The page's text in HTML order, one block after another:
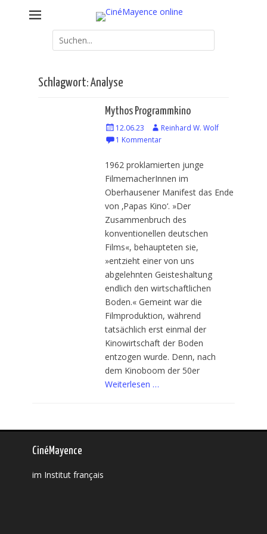
Kommunales Kino Mainz – online erweitert
Suche
nach:
Schlagwort: Analyse
Mythos Programmkino
Veröffentlicht
am
12.06.23 AutorReinhard W. Wolf
1 Kommentar
1962 proklamierten junge
FilmemacherInnen im
Oberhausener Manifest das Ende
von ‚Papas Kino‘. »Der
Zusammenbruch des
konventionellen deutschen
Films«, behaupteten sie,
»entzieht einer von uns
abgelehnten Geisteshaltung
endlich den wirtschaftlichen
Boden.« Gemeint war die
Filmproduktion, während
tatsächlich erst einmal der
Kinowirtschaft der Boden
entzogen wurde. Denn, nach
dem Kinoboom der 50er
Weiterlesen …
CinéMayence
im Institut français